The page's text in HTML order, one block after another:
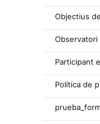
Objectius
Observatori
Participant
Política de